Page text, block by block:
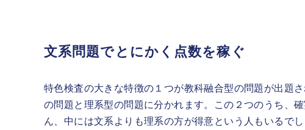
文系問題でとにかく点数を稼ぐ
特色検査の大きな特徴の１つが教科融合型の問題が出題
の問題と理系型の問題に分かれます。この２つのうち、
ん、中には文系よりも理系の方が得意という人もいるで